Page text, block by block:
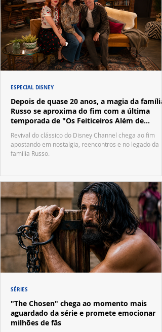
Depois de quase 20 anos, a magia da família
Russo se aproxima do fim com a última
temporada de "Os Feiticeiros Além de
Waverly Place"
Revival do clássico do Disney Channel chega ao fim
apostando em nostalgia, reencontros e no legado da
família Russo.
ESPECIAL DISNEY
"The Chosen" chega ao momento mais
aguardado da série e promete emocionar
milhões de fãs
SÉRIES